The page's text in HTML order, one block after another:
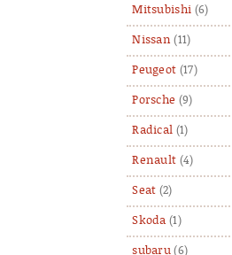
Mitsubishi (6)
Nissan (11)
Peugeot (17)
Porsche (9)
Radical (1)
Renault (4)
Seat (2)
Skoda (1)
subaru (6)